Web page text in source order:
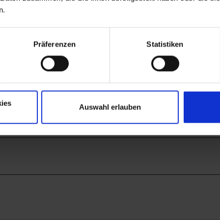
Präferenzen Statistiken
Auswahl erlauben
Nähe zur Wohnung. Zum Be- und
zur Verfügung.